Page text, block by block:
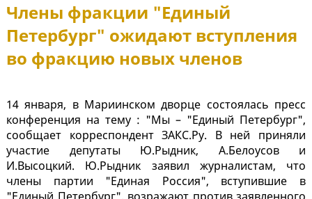
Члены фракции "Единый
Петербург" ожидают вступления
во фракцию новых членов
14 января, в Мариинском дворце состоялась пресс
конференция на тему : "Мы – "Единый Петербург",
сообщает корреспондент ЗАКС.Ру. В ней приняли
участие депутаты Ю.Рыдник, А.Белоусов и
И.Высоцкий. Ю.Рыдник заявил журналистам, что
члены партии "Единая Россия", вступившие в